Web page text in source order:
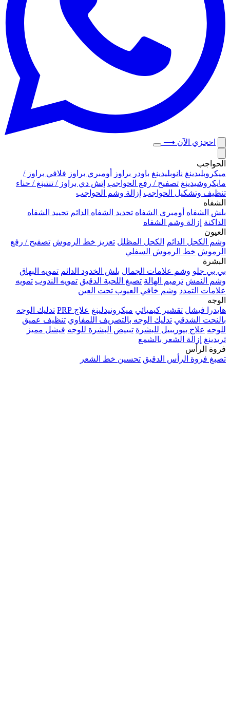
احجزي الآن ⟶
الحواجب
ميكروبلیدينغ نانوبليدينغ باودر براوز أومبري براوز فلافي براوز /
مايكروشيدينغ تصفيح / رفع الحواجب إتش دي براوز / تنتينغ / حناء
تنظيف وتشكيل الحواجب إزالة وشم الحواجب
الشفاه
بلش الشفاه أومبري الشفاه تحديد الشفاه الدائم تحييد الشفاه
الداكنة إزالة وشم الشفاه
العيون
وشم الكحل الدائم
الكحل المظلل تعزيز خط الرموش تصفيح / رفع
الرموش خط الرموش السفلي
البشرة
بي بي جلو وشم علامات الجمال بلش الخدود الدائم تمويه البهاق
وشم النمش ترميم الهالة تصبغ اللحية الدقيق تمويه الندوب تمويه
علامات التمدد وشم خافي العيوب تحت العين
الوجه
هايدرا فيشل تقشير كيميائي ميكرونيدلينغ علاج PRP
تدليك الوجه
بالنحت الشدقي تدليك الوجه بالتصريف اللمفاوي تنظيف عميق
للوجه علاج بيوريبيل للبشرة تبييض البشرة للوجه فيشل مميز
ثريدينغ إزالة الشعر بالشمع
فروة الرأس
تصبغ فروة الرأس الدقيق تحسين خط الشعر